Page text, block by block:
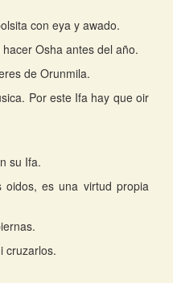
con eya y awado.
Osha antes del año.
de Orunmila.
Por este Ifa hay que oir
su Ifa.
es una virtud propia
cruzarlos.